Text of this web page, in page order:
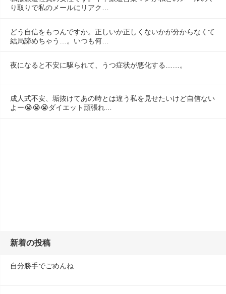
り取りで私のメールにリアク…
どう自信をもつんですか。正しいか正しくないかが分からなくて
結局諦めちゃう…。いつも何…
夜になると不安に駆られて、うつ症状が悪化する……。
成人式不安、垢抜けてあの時とは違う私を見せたいけど自信ない
よー😭😭😭ダイエット頑張れ…
新着の投稿
自分勝手でごめんね